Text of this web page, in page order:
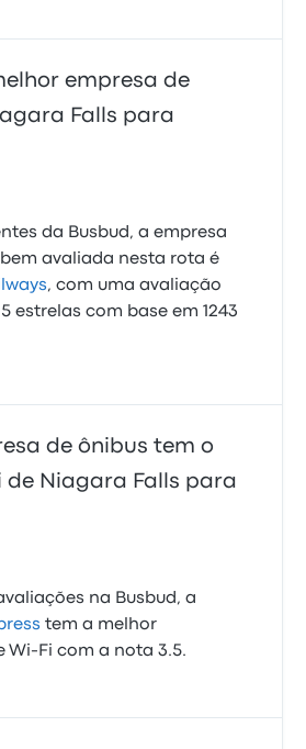
empresa de
Falls para
da Busbud, a empresa
avaliada nesta rota é
, com uma avaliação
estrelas com base em 1243
de ônibus tem o
de Niagara Falls para
na Busbud, a
tem a melhor
Wi-Fi com a nota 3.5.